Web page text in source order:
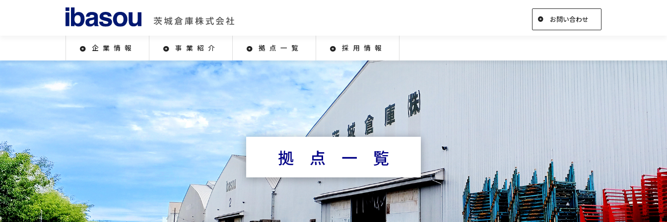
お問い合わせ
企業情報 事業紹介 拠点一覧 採用情報
拠点一覧